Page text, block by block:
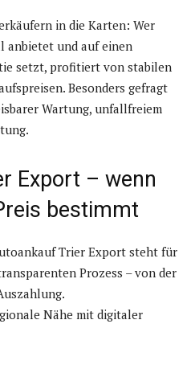
in die Karten: Wer
anbietet und auf einen
setzt, profitiert von stabilen
Besonders gefragt
Wartung, unfallfreiem
Export – wenn
bestimmt
Trier Export steht für
Prozess – von der
Nähe mit digitaler